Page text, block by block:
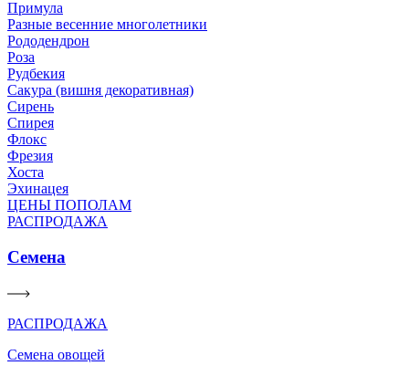
Примула
Разные весенние многолетники
Рододендрон
Роза
Рудбекия
Сакура (вишня декоративная)
Сирень
Спирея
Флокс
Фрезия
Хоста
Эхинацея
ЦЕНЫ ПОПОЛАМ
РАСПРОДАЖА
Семена
РАСПРОДАЖА
Семена овощей